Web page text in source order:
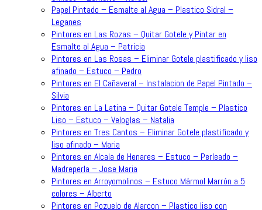
Papel Pintado – Esmalte al Agua – Plastico Sidral –
Leganes
Pintores en Las Rozas – Quitar Gotele y Pintar en
Esmalte al Agua – Patricia
Pintores en Las Rosas – Eliminar Gotele plastificado y liso
afinado – Estuco – Pedro
Pintores en El Cañaveral – Instalacion de Papel Pintado –
Silvia
Pintores en La Latina – Quitar Gotele Temple – Plastico
Liso – Estuco – Veloglas – Natalia
Pintores en Tres Cantos – Eliminar Gotele plastificado y
liso afinado – Maria
Pintores en Alcala de Henares – Estuco – Perleado –
Madreperla – Jose Maria
Pintores en Arroyomolinos – Estuco Mármol Marrón a 5
colores – Alberto
Pintores en Pozuelo de Alarcon – Plastico liso con